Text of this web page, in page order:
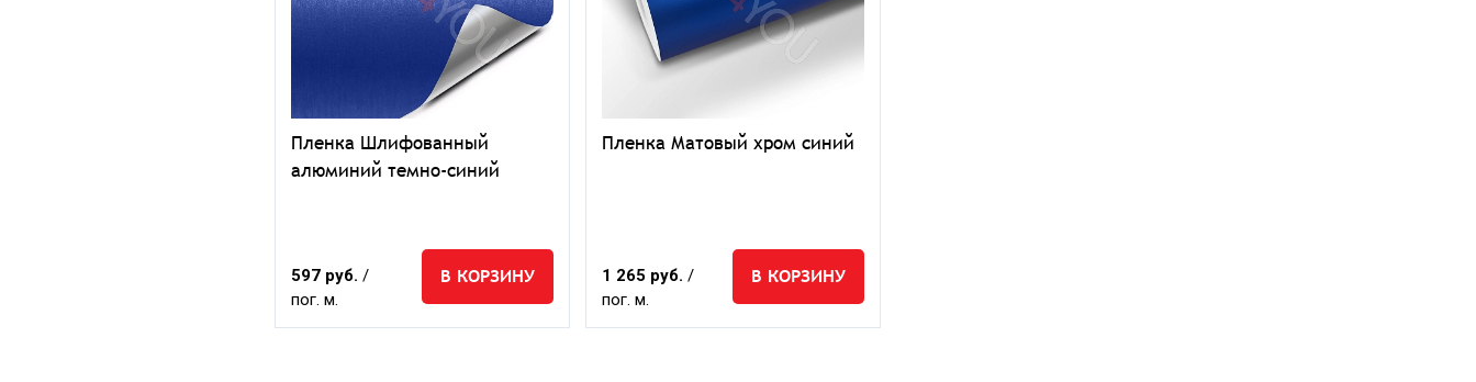
Пленка Шлифованный
алюминий темно-синий
597 руб. /
пог. м.
В КОРЗИНУ
Пленка Матовый хром синий
1 265 руб. /
пог. м.
В КОРЗИНУ